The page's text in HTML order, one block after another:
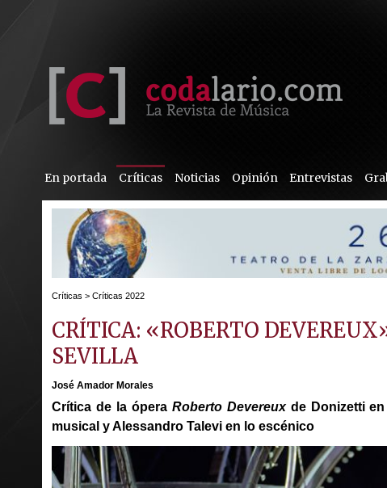
En portada Críticas Noticias Opinión Entrevistas
Críticas > Críticas 2022
CRÍTICA: «ROBERTO
SEVILLA
José Amador Morales
Crítica de la ópera Roberto Devereuxde Donizetti en
musical y Alessandro Talevi en lo escénico